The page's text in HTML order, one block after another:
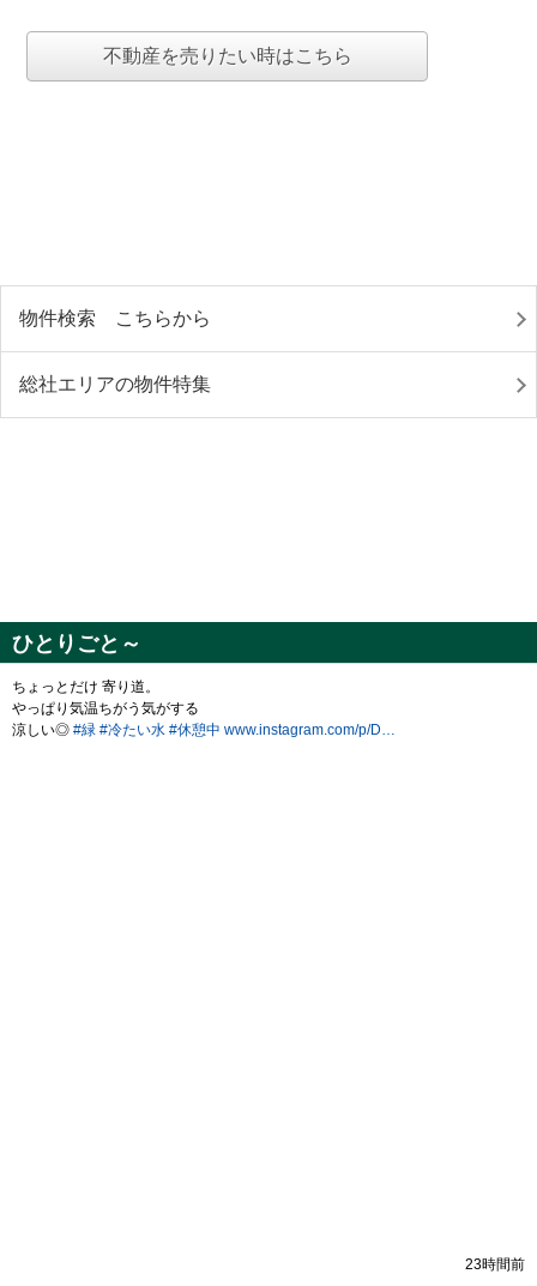
不動産を売りたい時はこちら
物件検索 こちらから
総社エリアの物件特集
ひとりごと～